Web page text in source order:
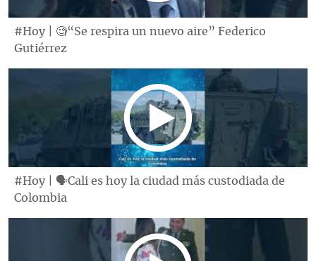
#Hoy | 🧐“Se respira un nuevo aire” Federico
Gutiérrez
#Hoy | 🗣Cali es hoy la ciudad más custodiada de
Colombia